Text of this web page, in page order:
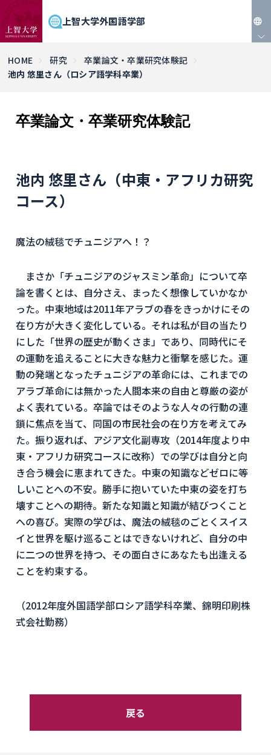
上智大学外国語学部
HOME 研究
卒業論文・卒業研究体験記
池内 悠里さん（ロシア語学科卒業）
卒業論文・卒業研究体験記
池内 悠里さん（中東・アフリカ研究
コース）
魔法の絨毯でチュニジアへ！？
まさか「チュニジアのジャスミン革命」について卒
論を書くとは、自分さえ、まったく想像していかなか
った。中東地域は2011年アラブの春をきっかけにその
在り方が大きく変化している。それは私が目の当たり
にした「世界の歴史が動くさま」であり、同時代にそ
の運動を追えることに大きな魅力と衝撃を感じた。運
動の発端となったチュニジアの革命には、これまでの
アラブ革命には無かった人間本来の自由と尊厳の姿が
よく表れている。卒論ではそのような人々の行動の連
鎖に焦点を当て、同国の市民社会の在り方を考えてみ
た。振り返れば、アジア文化副専攻（2014年度より中
東・アフリカ研究コースに改称）での学びは自分と向
き合う機会に恵まれてきた。中東の知識などゼロに等
しいことへの不安。勝手に抱いていた中東の姿を打ち
壊すことへの期待。新たな知識と知識が結びつくこと
への喜び。実際の学びは、魔法の絨毯のごとくスイス
イと世界を駆け巡ることはできないけれど、自分の中
に二つの世界を持つ、その面白さにあなたも出逢える
ことを約束する。
（2012年度外国語学部ロシア語学科卒業、錦明印刷株
式会社勤務）
戻る